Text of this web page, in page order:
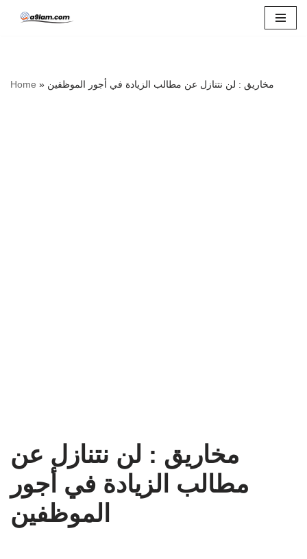
Home » مخاريق : لن نتنازل عن مطالب الزيادة في أجور الموظفين
مخاريق : لن نتنازل عن
مطالب الزيادة في أجور
الموظفين